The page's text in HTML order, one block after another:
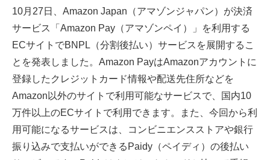
10月27日、Amazon Japan（アマゾンジャパン）が決済
サービス「Amazon Pay（アマゾンペイ）」を利用する
ECサイトでBNPL（分割後払い）サービスを展開するこ
とを発表しました。Amazon PayはAmazonアカウントに
登録したクレジットカード情報や配送先住所などを
Amazon以外のサイトで利用可能なサービスで、国内10
万件以上のECサイトで利用できます。また、今回から利
用可能になるサービスは、コンビニエンスストアや銀行
振り込みで支払いができるPaidy（ペイディ）の後払い